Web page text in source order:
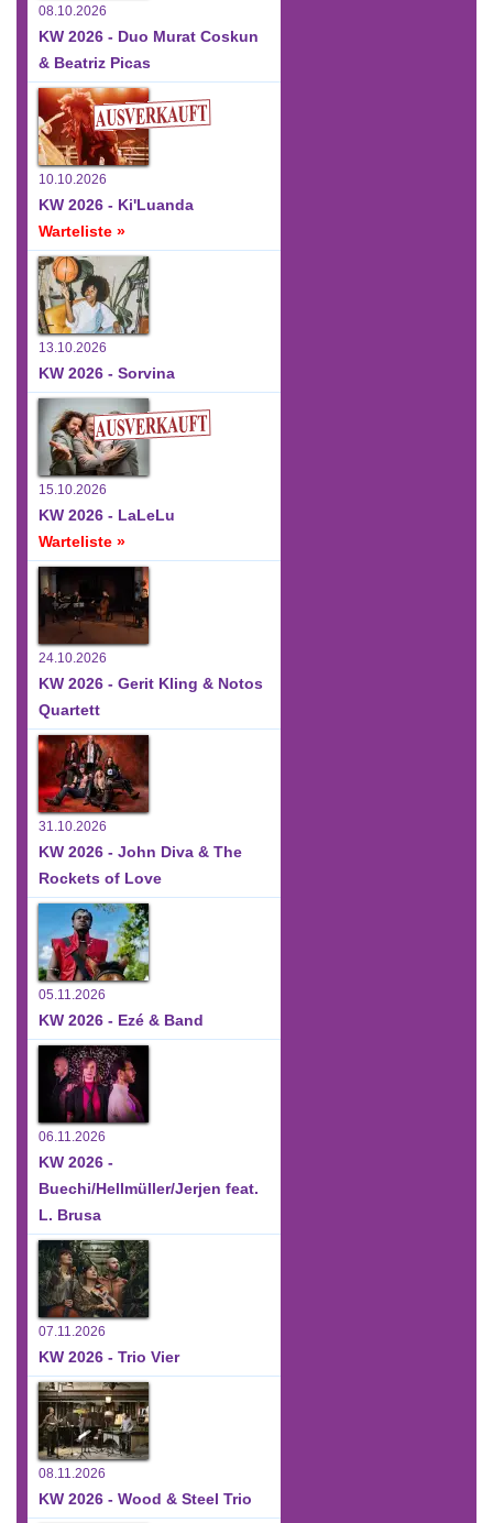
08.10.2026
KW 2026 - Duo Murat Coskun
& Beatriz Picas
10.10.2026
KW 2026 - Ki'Luanda
Warteliste »
13.10.2026
KW 2026 - Sorvina
15.10.2026
KW 2026 - LaLeLu
Warteliste »
24.10.2026
KW 2026 - Gerit Kling & Notos
Quartett
31.10.2026
KW 2026 - John Diva & The
Rockets of Love
05.11.2026
KW 2026 - Ezé & Band
06.11.2026
KW 2026 -
Buechi/Hellmüller/Jerjen feat.
L. Brusa
07.11.2026
KW 2026 - Trio Vier
08.11.2026
KW 2026 - Wood & Steel Trio